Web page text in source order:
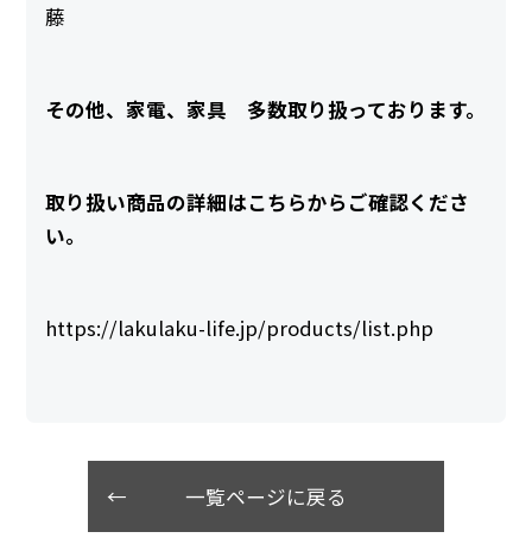
藤
その他、家電、家具 多数取り扱っております。
取り扱い商品の詳細はこちらからご確認くださ
い。
https://lakulaku-life.jp/products/list.php
一覧ページに戻る